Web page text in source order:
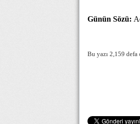
Günün Sözü:
Bu yazı 2,159 defa